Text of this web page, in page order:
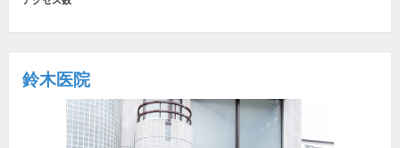
鈴木医院